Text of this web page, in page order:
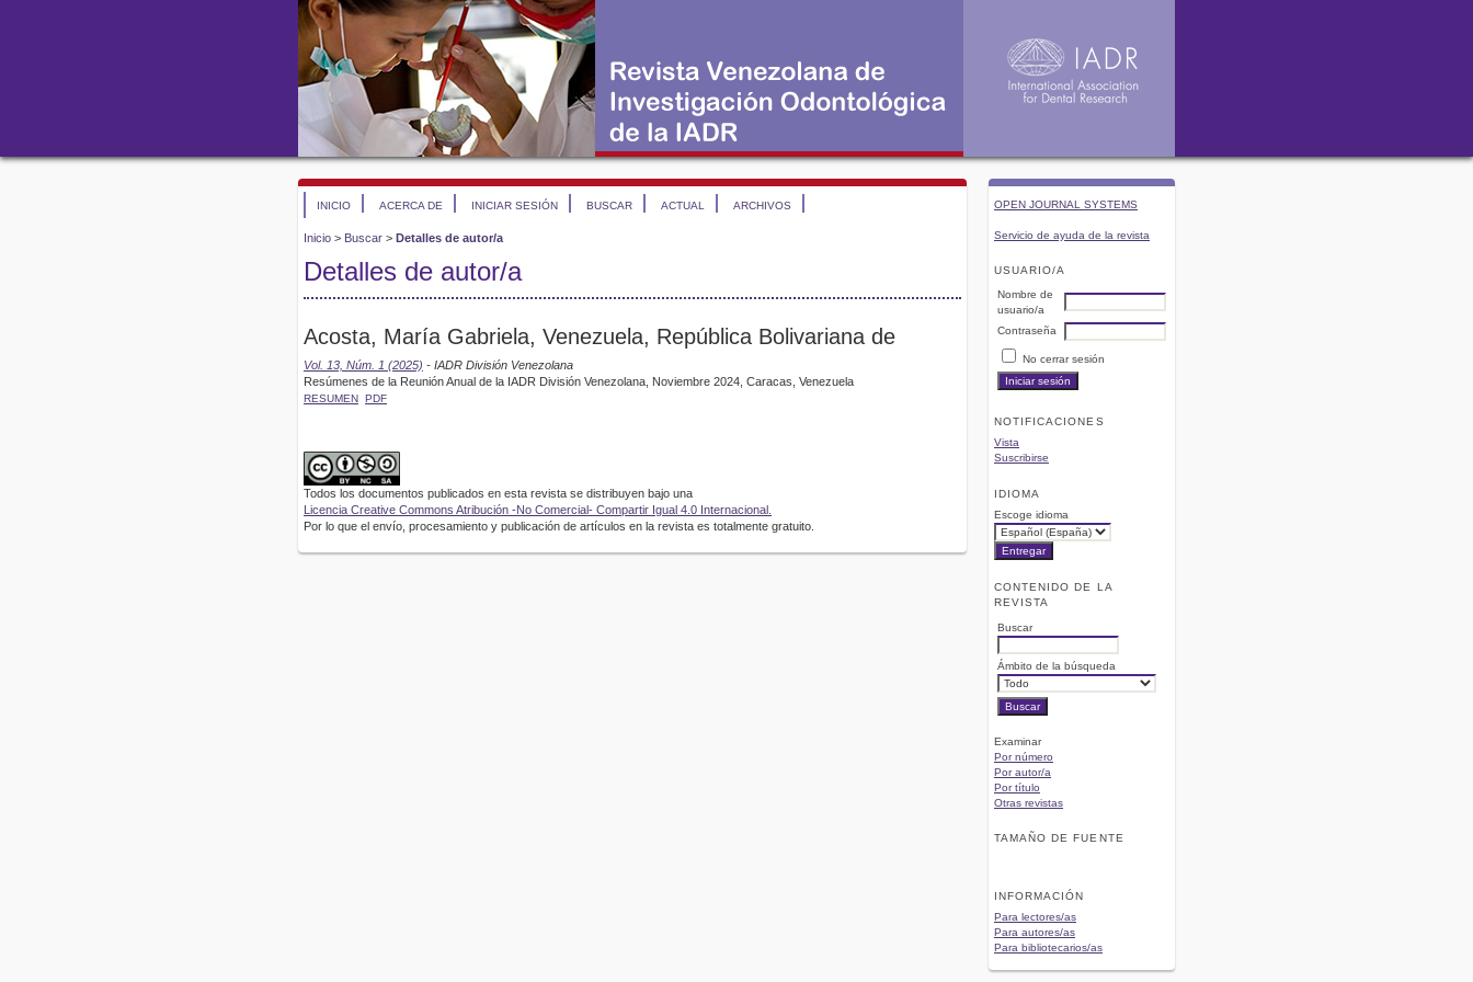
OPEN JOURNAL SYSTEMS
Servicio de ayuda de la revista
USUARIO/A
Nombre de
usuario/a
Contraseña
No cerrar sesión
NOTIFICACIONES
Vista
Suscribirse
IDIOMA
Escoge idioma
CONTENIDO DE LA
REVISTA
Buscar
Ámbito de la búsqueda
Examinar
Por número
Por autor/a
Por título
Otras revistas
TAMAÑO DE FUENTE
INFORMACIÓN
Para lectores/as
Para autores/as
Para bibliotecarios/as
INICIO ACERCA DE INICIAR SESIÓN BUSCAR ACTUAL ARCHIVOS
Inicio > Buscar > Detalles de autor/a
Detalles de autor/a
Acosta, María Gabriela, Venezuela, República Bolivariana de
Vol. 13, Núm. 1 (2025) - IADR División Venezolana
Resúmenes de la Reunión Anual de la IADR División Venezolana, Noviembre 2024, Caracas, Venezuela
RESUMEN PDF
Todos los documentos publicados en esta revista se distribuyen bajo una
Licencia Creative Commons Atribución -No Comercial- Compartir Igual 4.0 Internacional.
Por lo que el envío, procesamiento y publicación de artículos en la revista es totalmente gratuito.